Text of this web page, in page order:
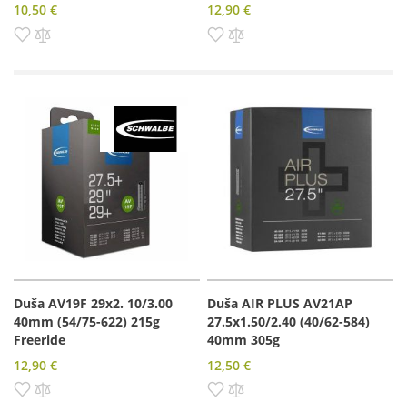
10,50 €
Pridať do zoznamu prianí
12,90 €
Pridať do zoznamu prianí
Duša AV19F 29x2. 10/3.00
40mm (54/75-622) 215g
Freeride
12,90 €
Pridať do zoznamu prianí
Duša AIR PLUS AV21AP
27.5x1.50/2.40 (40/62-584)
40mm 305g
12,50 €
Pridať do zoznamu prianí